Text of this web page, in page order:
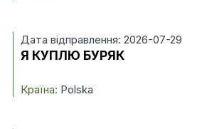
Дата відправлення: 2026-07-29
Я КУПЛЮ БУРЯК
Країна: Polska